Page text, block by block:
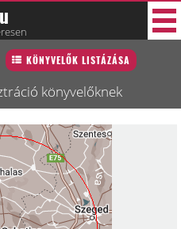
KÖNYVELŐK LISTÁZÁSA
könyvelőknek